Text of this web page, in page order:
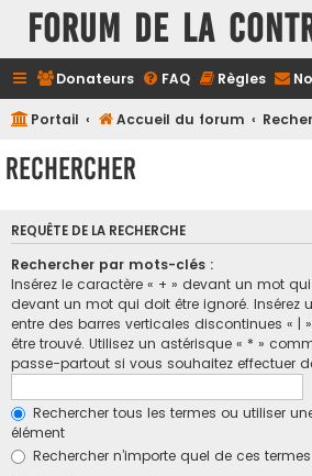
FORUM DE LA
Donateurs FAQ Règles
Portail Accueil du forum
Rechercher
REQUÊTE DE LA RECHERCHE
Rechercher par mots-clés :
Insérez le caractère « + » devant un mot
devant un mot qui doit être ignoré. Insérez
entre des barres verticales discontinues « |
être trouvé. Utilisez un astérisque « * »
passe-partout si vous souhaitez effectuer
Rechercher tous les termes ou utiliser
élément
Rechercher n’importe quel de ces termes